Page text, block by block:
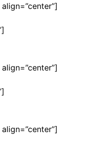
align=”center”]
align=”center”]
align=”center”]